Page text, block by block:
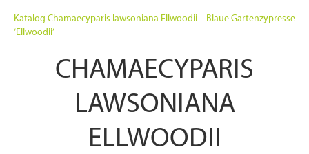
Katalog Chamaecyparis lawsoniana Ellwoodii – Blaue Gartenzypresse
‘Ellwoodii’
CHAMAECYPARIS
LAWSONIANA
ELLWOODII